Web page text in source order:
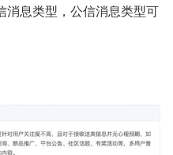
消息类型，公信消息类型可